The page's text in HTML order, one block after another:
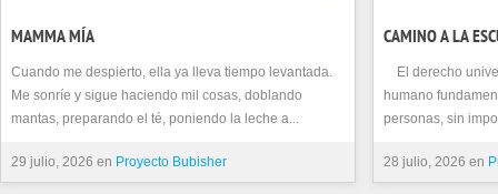
MAMMA MÍA
Cuando me despierto, ella ya lleva tiempo levantada.
Me sonríe y sigue haciendo mil cosas, doblando
mantas, preparando el té, poniendo la leche a...
29 julio, 2026 en Proyecto Bubisher
CAMINO A LA
El derecho
humano
personas, sin
28 julio, 2026 en